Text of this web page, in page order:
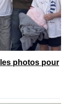
photos pour